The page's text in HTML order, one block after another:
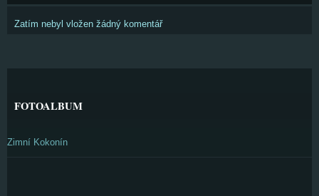
Zatím nebyl vložen žádný komentář
FOTOALBUM
Zimní Kokonín